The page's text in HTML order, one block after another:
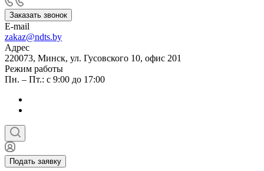
Заказать звонок
E-mail
zakaz@ndts.by
Адрес
220073, Минск, ул. Гусовского 10, офис 201
Режим работы
Пн. – Пт.: с 9:00 до 17:00
Подать заявку